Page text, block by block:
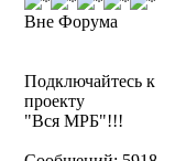
Вне Форума
Подключайтесь к
проекту
"Вся МРБ"!!!